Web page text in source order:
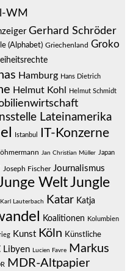
WM
Gerhard Schröder
(Alphabet) Griechenland Groko
Hamburg Hans Dietrich
Helmut Kohl Helmut Schmidt
Lateinamerika
Istanbul IT-Konzerne
Jan Christian Müller Japan
Joseph Fischer Journalismus
WeltJungle
Karl Lauterbach Katar Katja
Koalitionen Kolumbien
Kunst Köln Künstliche
Libyen Lucien Favre
Markus
MDR-Altpapier